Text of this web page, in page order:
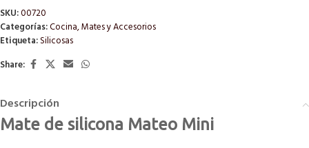
SKU:00720
Categorías:Cocina,Mates y Accesorios
Etiqueta:Silicosas
Share:
Descripción
Mate de silicona Mateo Mini